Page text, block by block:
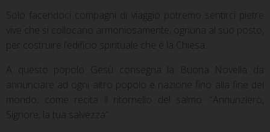
Solo facendoci compagni di viaggio potremo sentirci pietre
vive che si collocano armoniosamente, ognuna al suo posto,
per costruire l’edificio spirituale che è la Chiesa.
A questo popolo Gesù consegna la Buona Novella da
annunciare ad ogni altro popolo e nazione fino alla fine del
mondo, come recita il ritornello del salmo: “Annunzierò,
Signore, la tua salvezza”.